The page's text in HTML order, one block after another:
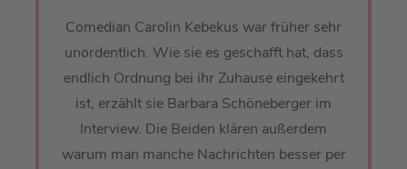
Comedian Carolin Kebekus war früher sehr
unordentlich. Wie sie es geschafft hat, dass
endlich Ordnung bei ihr Zuhause eingekehrt
ist, erzählt sie Barbara Schöneberger im
Interview. Die Beiden klären außerdem
warum man manche Nachrichten besser per